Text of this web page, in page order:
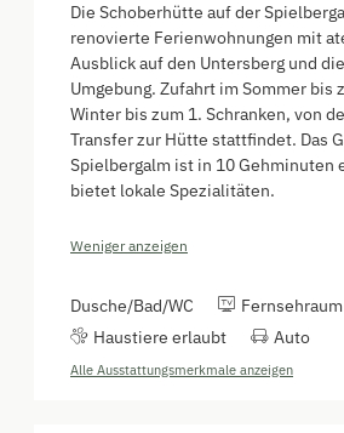
Die Schoberhütte auf der
renovierte Ferienwohnungen mit
Ausblick auf den Untersberg und
Umgebung. Zufahrt im Sommer bis
Winter bis zum 1. Schranken, von
Transfer zur Hütte stattfindet. Das
Spielbergalm ist in 10 Gehminuten
bietet lokale Spezialitäten.
Weniger anzeigen
Dusche/Bad/WC Fernsehraum
Haustiere erlaubt
Auto
Alle Ausstattungsmerkmale anzeigen